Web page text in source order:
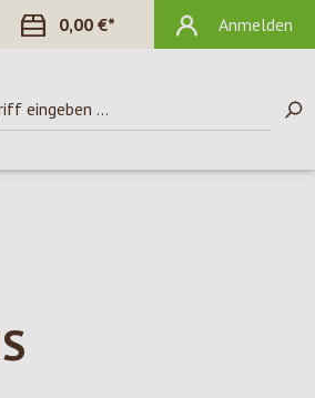
DU HAST 0 PRODUKTE AUF DEM
0,00 €* Anmelden